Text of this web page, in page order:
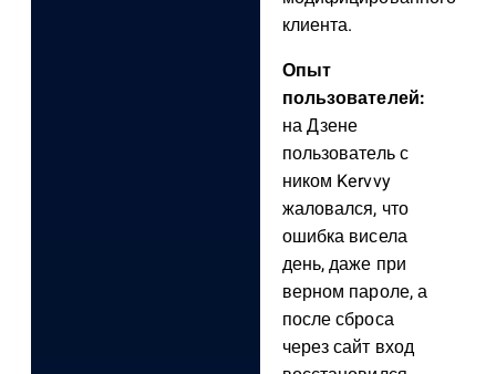
клиента.
Опыт
пользователей:
на Дзене
пользователь с
ником Kervvy
жаловался, что
ошибка висела
день, даже при
верном пароле, а
после сброса
через сайт вход